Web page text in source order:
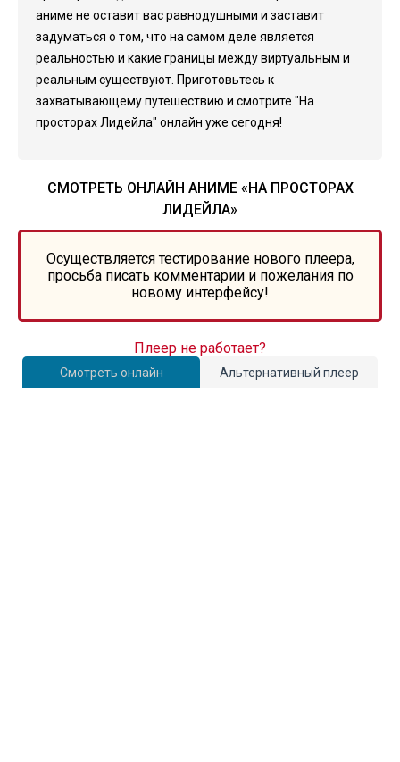
аниме не оставит вас равнодушными и заставит
задуматься о том, что на самом деле является
реальностью и какие границы между виртуальным и
реальным существуют. Приготовьтесь к
захватывающему путешествию и смотрите "На
просторах Лидейла" онлайн уже сегодня!
СМОТРЕТЬ ОНЛАЙН АНИМЕ «НА ПРОСТОРАХ
ЛИДЕЙЛА»
Осуществляется тестирование нового плеера,
просьба писать комментарии и пожелания по
новому интерфейсу!
Смотреть онлайн Альтернативный плеер
Плеер не работает?